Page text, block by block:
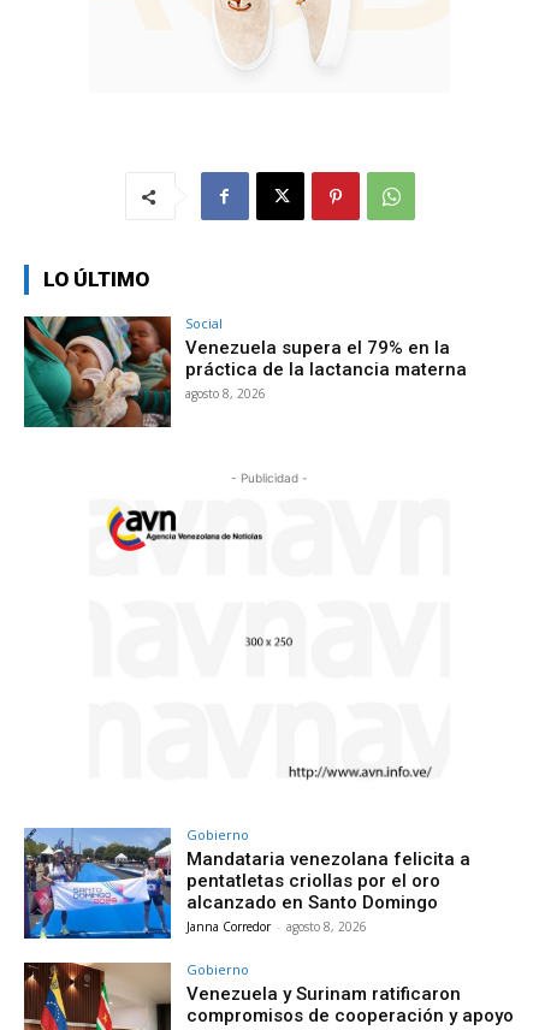
LO ÚLTIMO
Social
Venezuela supera el 79% en la
práctica de la lactancia materna
agosto 8, 2026
- Publicidad -
Gobierno
Mandataria venezolana felicita a
pentatletas criollas por el oro
alcanzado en Santo Domingo
Janna Corredor - agosto 8, 2026
Gobierno
Venezuela y Surinam ratificaron
compromisos de cooperación y apoyo